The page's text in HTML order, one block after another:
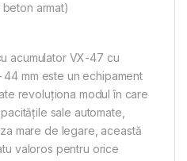
armat)
acumulator VX-47 cu
44 mm este un echipament
revoluționa modul în care
sale automate,
mare de legare, această
valoros pentru orice